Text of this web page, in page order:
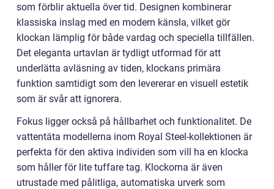
som förblir aktuella över tid. Designen kombinerar
klassiska inslag med en modern känsla, vilket gör
klockan lämplig för både vardag och speciella tillfällen.
Det eleganta urtavlan är tydligt utformad för att
underlätta avläsning av tiden, klockans primära
funktion samtidigt som den levererar en visuell estetik
som är svår att ignorera.
Fokus ligger också på hållbarhet och funktionalitet. De
vattentäta modellerna inom Royal Steel-kollektionen är
perfekta för den aktiva individen som vill ha en klocka
som håller för lite tuffare tag. Klockorna är även
utrustade med pålitliga, automatiska urverk som